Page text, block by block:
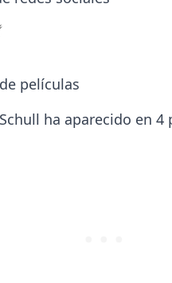
películas
ha aparecido en 4